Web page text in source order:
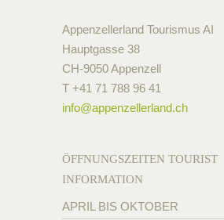
Appenzellerland Tourismus AI
Hauptgasse 38
CH-9050 Appenzell
T +41 71 788 96 41
info@appenzellerland.ch
ÖFFNUNGSZEITEN TOURIST
INFORMATION
APRIL BIS OKTOBER